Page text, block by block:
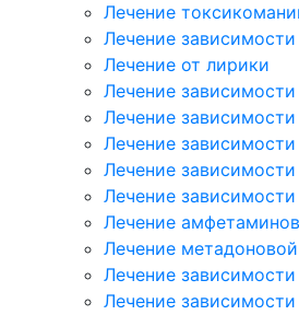
Лечение
Лечение
Лечение от лирики
Лечение
Лечение
Лечение
Лечение зависимости
Лечение зависимости
Лечение
Лечение
Лечение
Лечение